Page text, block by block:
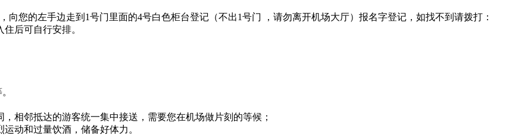
您的左手边走到1号门里面的4号白色柜台登记（不出1号门 ，请勿离开机场大厅）报名字登记，如找不到请拨打：
住后可自行安排。
相邻抵达的游客统一集中接送，需要您在机场做片刻的等候；
动和过量饮酒，储备好体力。